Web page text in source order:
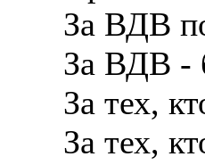
За ВДВ
За ВДВ -
За тех,
За тех,